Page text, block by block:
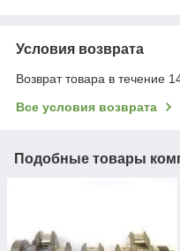
Условия возврата
Возврат товара в течение
Все условия возврата
Подобные товары